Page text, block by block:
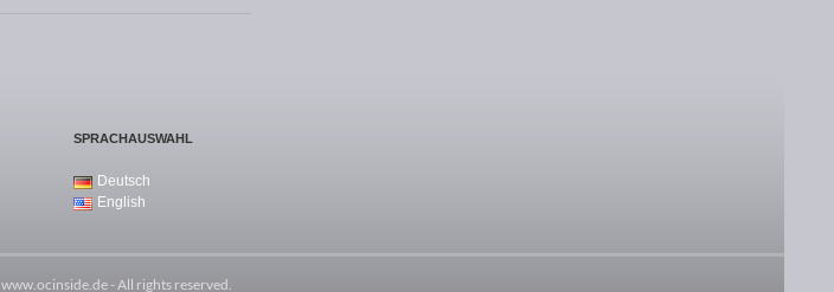
SPRACHAUSWAHL
Deutsch
English
www.ocinside.de- All rights reserved.